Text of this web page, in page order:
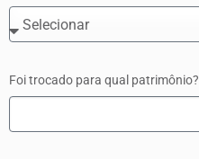
Foi trocado para qual patrimônio?